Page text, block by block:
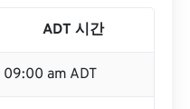
ADT 시간
09:00 am ADT